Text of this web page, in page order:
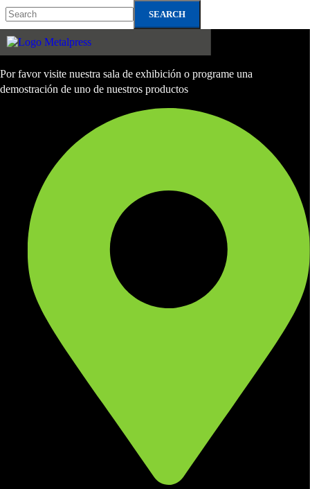
SEARCH
Por favor visite nuestra sala de exhibición o programe una
demostración de uno de nuestros productos